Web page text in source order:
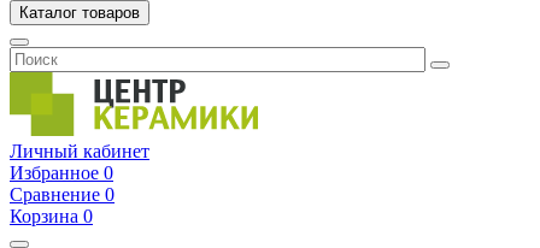
Каталог товаров
Личный кабинет
Избранное 0
Сравнение 0
Корзина 0